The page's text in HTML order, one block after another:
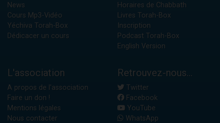
News
Cours Mp3-Vidéo
Yéchiva Torah-Box
Dédicacer un cours
Horaires de Chabbath
Livres Torah-Box
Inscription
Podcast Torah-Box
English Version
L'association
A propos de l'association
Faire un don !
Mentions légales
Nous contacter
Retrouvez-nous...
Twitter
Facebook
YouTube
WhatsApp